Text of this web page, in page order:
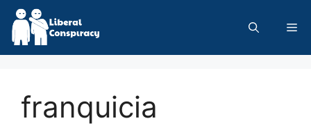
Skip
content
franquicia